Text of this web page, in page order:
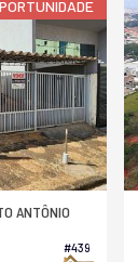
#439
ANTÔNIO